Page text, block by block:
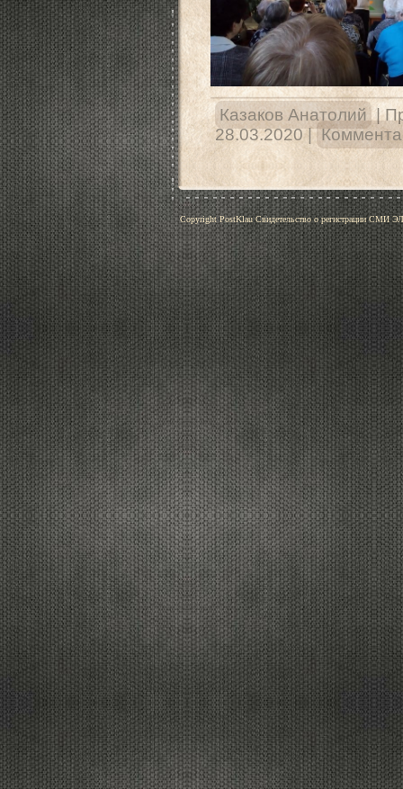
Казаков Анатолий |
28.03.2020 |
Copyright PostKlau Свидетельство о регистрации СМИ